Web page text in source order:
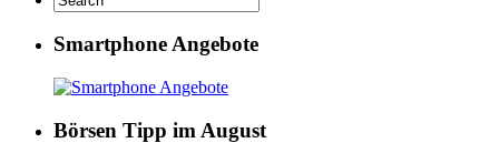
Smartphone Angebote
Börsen Tipp im August